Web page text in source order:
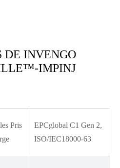
DE INVENGO
IMPINJ
Pris
EPCglobal C1 Gen 2,
ISO/IEC18000-63